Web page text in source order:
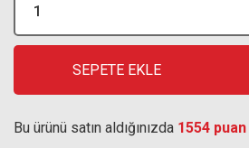
SEPETE EKLE
Bu ürünü satın aldığınızda 1554 puan